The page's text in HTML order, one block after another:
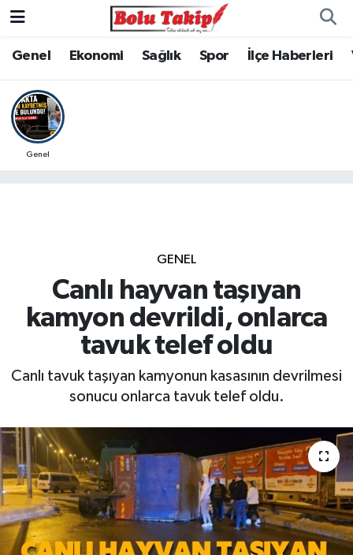
Genel Ekonomi Sağlık Spor İlçe Haberleri
Genel
GENEL
Canlı hayvan taşıyan
kamyon devrildi, onlarca
tavuk telef oldu
Canlı tavuk taşıyan kamyonun kasasının devrilmesi
sonucu onlarca tavuk telef oldu.